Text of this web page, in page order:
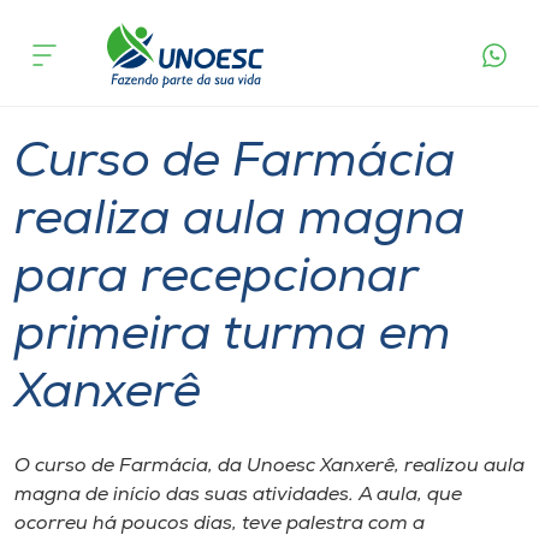
Cursos
Atendimento ao Estudante
Portal de Ensino
Internacionalização
acontece
Curso de Farmácia
realiza aula magna
para recepcionar
primeira turma em
Xanxerê
O curso de Farmácia, da Unoesc Xanxerê, realizou aula
magna de início das suas atividades. A aula, que
ocorreu há poucos dias, teve palestra com a